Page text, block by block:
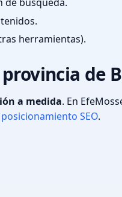
herramientas).
de
a medida. En
posicionamiento SEO.